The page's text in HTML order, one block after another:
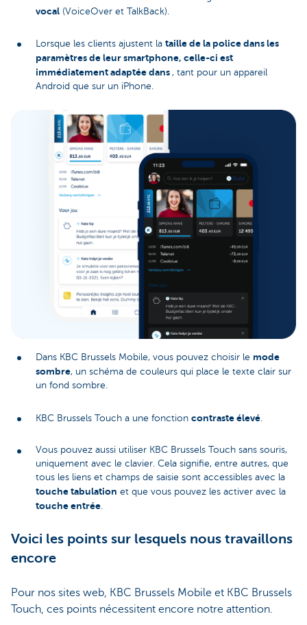
vocal (VoiceOver et TalkBack).
Lorsque les clients ajustent la taille de la police dans les
paramètres de leur smartphone, celle-ci est
immédiatement adaptée dans , tant pour un appareil
Android que sur un iPhone.
Dans KBC Brussels Mobile, vous pouvez choisir le mode
sombre, un schéma de couleurs qui place le texte clair sur
un fond sombre.
KBC Brussels Touch a une fonction contraste élevé
Vous pouvez aussi utiliser KBC Brussels Touch sans souris,
uniquement avec le clavier. Cela signifie, entre autres, que
tous les liens et champs de saisie sont accessibles avec la
touche tabulation et que vous pouvez les activer avec la
touche entrée.
Voici les points sur lesquels nous travaillons
encore
Pour nos sites web, KBC Brussels Mobile et KBC Brussels
Touch, ces points nécessitent encore notre attention.